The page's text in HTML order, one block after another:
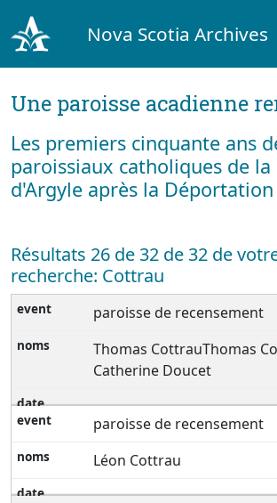
Nova Scotia Archives
Une paroisse acadienne
Les premiers cinquante ans
paroissiaux catholiques de
d'Argyle après la Déportation
Résultats 26 de 32 de 32 de
recherche: Cottrau
paroisse de recensement
Thomas CottrauThomas
Catherine Doucet
paroisse de recensement
Léon Cottrau